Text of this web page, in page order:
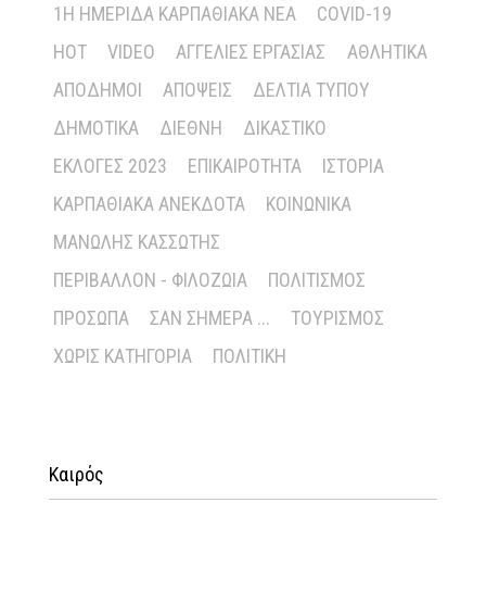
1Η ΗΜΕΡΊΔΑ ΚΑΡΠΑΘΙΑΚΆ ΝΈΑ
COVID-19
HOT
VIDEO ΑΓΓΕΛΊΕΣ ΕΡΓΑΣΊΑΣ
ΑΘΛΗΤΙΚΆ
ΑΠΌΔΗΜΟΙ
ΑΠΌΨΕΙΣ
ΔΕΛΤΊΑ ΤΎΠΟΥ
ΔΗΜΟΤΙΚΆ
ΔΙΕΘΝΉ
ΔΙΚΑΣΤΙΚΌ
ΕΚΛΟΓΈΣ 2023
ΕΠΙΚΑΙΡΌΤΗΤΑ
ΙΣΤΟΡΊΑ
ΚΑΡΠΑΘΙΑΚΆ ΑΝΈΚΔΟΤΑ
ΚΟΙΝΩΝΙΚΆ
ΜΑΝΏΛΗΣ ΚΑΣΣΏΤΗΣ
ΠΕΡΙΒΆΛΛΟΝ - ΦΙΛΟΖΩΊΑ
ΠΟΛΙΤΙΣΜΌΣ
ΠΡΌΣΩΠΑ
ΣΑΝ ΣΉΜΕΡΑ ...
ΤΟΥΡΙΣΜΌΣ
ΧΩΡΊΣ ΚΑΤΗΓΟΡΊΑ
ΠΟΛΙΤΙΚΉ
Καιρός